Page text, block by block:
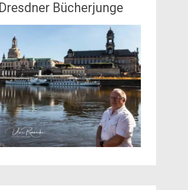
Dresdner Bücherjunge